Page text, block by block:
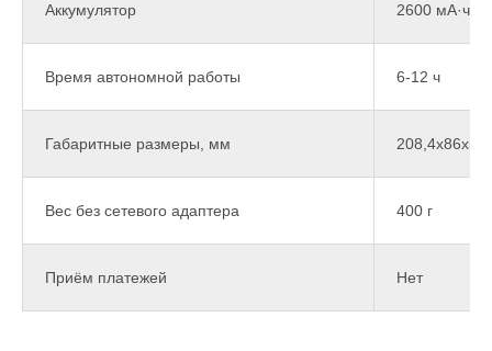
Аккумулятор 2600 мА·ч х
Время автономной работы 6-12 ч
Габаритные размеры, мм 208,4х86х50
Вес без сетевого адаптера 400 г
Приём платежей Нет